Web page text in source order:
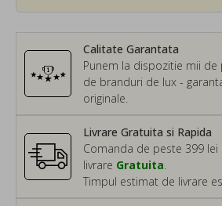
Calitate Garantata
Punem la dispozitie mii de
de branduri de lux -
originale.
Livrare Gratuita si Rapida
Comanda de peste 399 lei
livrare Gratuita
Timpul estimat de livrare